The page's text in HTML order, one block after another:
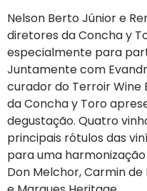
Nelson Berto Júnior e
diretores da Concha y
especialmente para
Juntamente com
curador do Terroir Wine
da Concha y Toro
degustação. Quatro
principais rótulos das
para uma
Don Melchor, Carmin